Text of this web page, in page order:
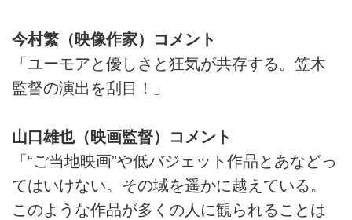
今村繁（映像作家）コメント
「ユーモアと優しさと狂気が共存する。笠木
監督の演出を刮目！」
山口雄也（映画監督）コメント
「“ご当地映画”や低バジェット作品とあなどっ
てはいけない。その域を遥かに越えている。
このような作品が多くの人に観られることは